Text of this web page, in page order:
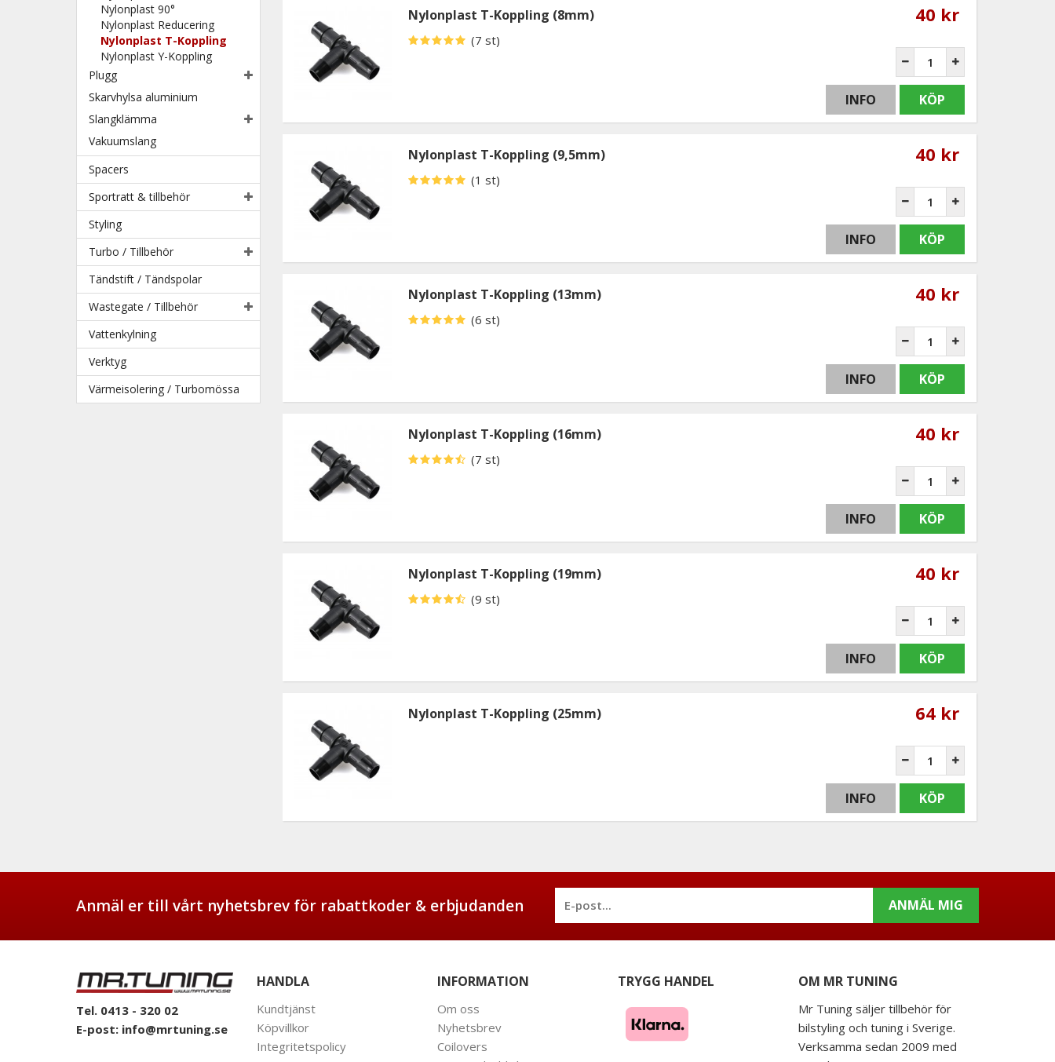
Nylonplast 90°
Nylonplast Reducering
Nylonplast T-Koppling
Nylonplast Y-Koppling
Plugg
Skarvhylsa aluminium
Slangklämma
Vakuumslang
Spacers
Sportratt & tillbehör
Styling
Turbo / Tillbehör
Tändstift / Tändspolar
Wastegate / Tillbehör
Vattenkylning
Verktyg
Värmeisolering / Turbomössa
Nylonplast T-Koppling (8mm)
(7 st)
40 kr
INFO KÖP
Nylonplast T-Koppling (9,5mm)
(1 st)
40 kr
INFO KÖP
Nylonplast T-Koppling (13mm)
(6 st)
40 kr
INFO KÖP
Nylonplast T-Koppling (16mm)
(7 st)
40 kr
INFO KÖP
Nylonplast T-Koppling (19mm)
(9 st)
40 kr
INFO KÖP
Nylonplast T-Koppling (25mm) 64 kr
INFO KÖP
Anmäl er till vårt nyhetsbrev för rabattkoder & erbjudanden ANMÄL MIG
Tel. 0413 - 320 02
E-post: info@mrtuning.se
HANDLA
Kundtjänst
Köpvillkor
Integritetspolicy
INFORMATION
Om oss
Nyhetsbrev
Coilovers
TRYGG HANDEL OM MR TUNING
Mr Tuning säljer tillbehör för
bilstyling och tuning i Sverige.
Verksamma sedan 2009 med